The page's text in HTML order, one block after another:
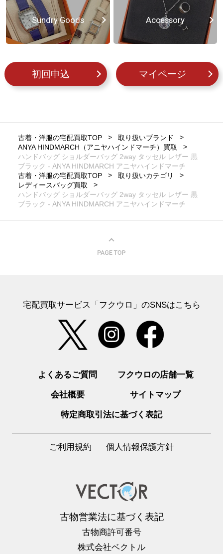
Sundry Goods Accessory
初回申込 マイページ
古着・洋服の宅配買取TOP
取り扱いブランド
ANYA HINDMARCH（アニヤハインドマーチ）買取
ハンドバッグ ショルダーバッグ 2way タッセル レザー 黒
ブラック - ANYA HINDMARCH アニヤハインドマーチ
古着・洋服の宅配買取TOP
取り扱いカテゴリ
レディースバッグ買取
ハンドバッグ ショルダーバッグ 2way タッセル レザー 黒
ブラック - ANYA HINDMARCH アニヤハインドマーチ
宅配買取サービス「フクウロ」のSNSはこちら
よくあるご質問 フクウロの店舗一覧
会社概要 サイトマップ
特定商取引法に基づく表記
ご利用規約 個人情報保護方針
古物営業法に基づく表記
古物商許可番号
株式会社ベクトル